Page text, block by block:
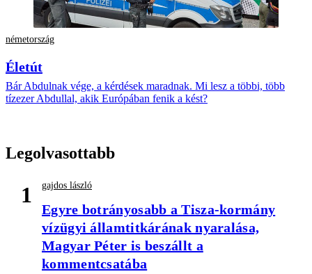
németország
Életút
Bár Abdulnak vége, a kérdések maradnak. Mi lesz a többi, több
tízezer Abdullal, akik Európában fenik a kést?
Legolvasottabb
1 gajdos lászló
Egyre botrányosabb a Tisza-kormány
vízügyi államtitkárának nyaralása,
Magyar Péter is beszállt a
kommentcsatába